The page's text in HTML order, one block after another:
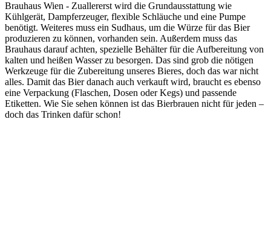
Brauhaus Wien - Zuallererst wird die Grundausstattung wie
Kühlgerät, Dampferzeuger, flexible Schläuche und eine Pumpe
benötigt. Weiteres muss ein Sudhaus, um die Würze für das Bier
produzieren zu können, vorhanden sein. Außerdem muss das
Brauhaus darauf achten, spezielle Behälter für die Aufbereitung von
kalten und heißen Wasser zu besorgen. Das sind grob die nötigen
Werkzeuge für die Zubereitung unseres Bieres, doch das war nicht
alles. Damit das Bier danach auch verkauft wird, braucht es ebenso
eine Verpackung (Flaschen, Dosen oder Kegs) und passende
Etiketten. Wie Sie sehen können ist das Bierbrauen nicht für jeden –
doch das Trinken dafür schon!